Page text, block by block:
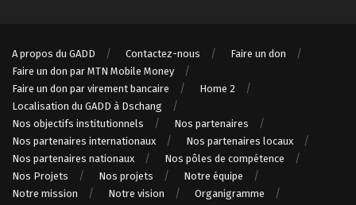
A propos du GADD Contactez-nous
Faire un don
Faire un don par MTN Mobile Money
Faire un don par virement bancaire
Home 2
Localisation du GADD à Dschang
Nos objectifs institutionnels
Nos partenaires
Nos partenaires internationaux
Nos partenaires locaux
Nos partenaires nationaux
Nos pôles de compétence
Nos Projets
Nos projets
Notre équipe
Notre mission
Notre vision Organigramme